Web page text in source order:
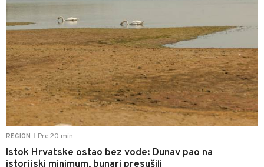
REGION Pre 20 min
Istok Hrvatske ostao bez vode: Dunav pao na